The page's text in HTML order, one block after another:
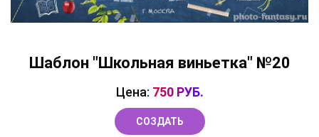
Шаблон "Школьная виньетка" №20
Цена: 750 РУБ.
СОЗДАТЬ